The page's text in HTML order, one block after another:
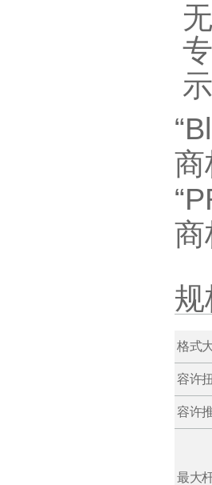
商
商
规
格式
容许
容许
最大